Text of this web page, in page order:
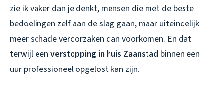
zie ik vaker dan je denkt, mensen die met de beste
bedoelingen zelf aan de slag gaan, maar uiteindelijk
meer schade veroorzaken dan voorkomen. En dat
terwijl een verstopping in huis Zaanstad binnen een
uur professioneel opgelost kan zijn.